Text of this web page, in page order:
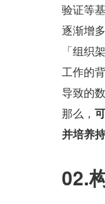
验证等
逐渐增
「组织
工作的
导致的
那么，
并培养
02.